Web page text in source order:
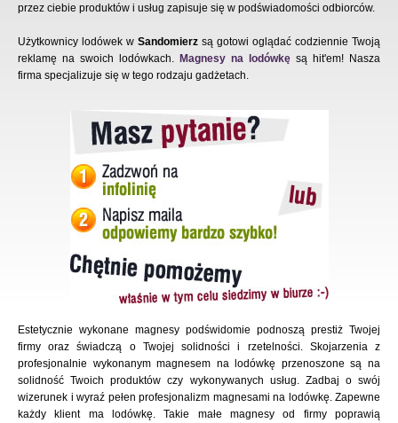
przez ciebie produktów i usług zapisuje się w podświadomości odbiorców.
Użytkownicy lodówek w Sandomierz są gotowi oglądać codziennie Twoją
reklamę na swoich lodówkach. Magnesy na lodówkę są hit'em! Nasza
firma specjalizuje się w tego rodzaju gadżetach.
Estetycznie wykonane magnesy podświdomie podnoszą prestiż Twojej
firmy oraz świadczą o Twojej solidności i rzetelności. Skojarzenia z
profesjonalnie wykonanym magnesem na lodówkę przenoszone są na
solidność Twoich produktów czy wykonywanych usług. Zadbaj o swój
wizerunek i wyraź pełen profesjonalizm magnesami na lodówkę. Zapewne
każdy klient ma lodówkę. Takie małe magnesy od firmy poprawią